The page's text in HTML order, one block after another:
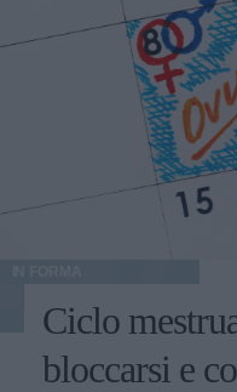
Ciclo
bloccarsi e